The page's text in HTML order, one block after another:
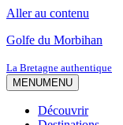
Aller au contenu
Golfe du Morbihan
La Bretagne authentique
MENUMENU
Découvrir